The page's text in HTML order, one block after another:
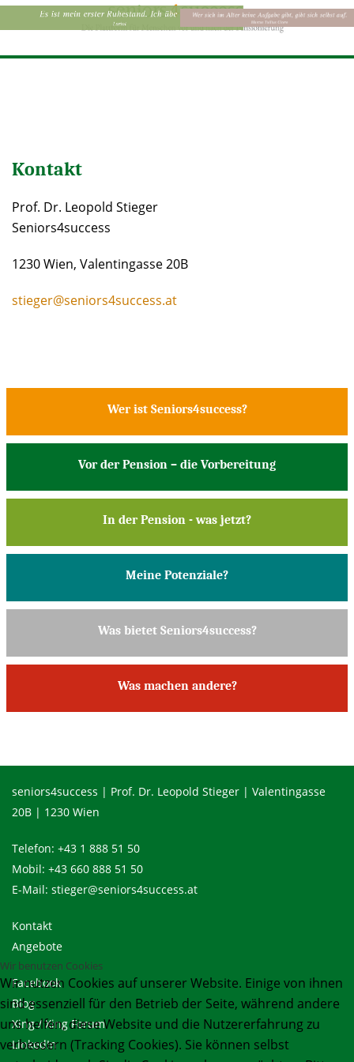
Kontakt
Prof. Dr. Leopold Stieger
Seniors4success
1230 Wien, Valentingasse 20B
stieger@seniors4success.at
Wer ist Seniors4success?
Vor der Pension – die Vorbereitung
In der Pension - was jetzt?
Meine Potenziale?
Was bietet Seniors4success?
Was machen andere?
seniors4success | Prof. Dr. Leopold Stieger | Valentingasse
20B | 1230 Wien
Telefon: +43 1 888 51 50
Mobil: +43 660 888 51 50
E-Mail: stieger@seniors4success.at
Kontakt
Angebote
Facebook
Blog
Xing/Xing Forum
LinkedIn
Wir benutzen Cookies
Wir nutzen Cookies auf unserer Website. Einige von ihnen
sind essenziell für den Betrieb der Seite, während andere
uns helfen, diese Website und die Nutzererfahrung zu
verbessern (Tracking Cookies). Sie können selbst